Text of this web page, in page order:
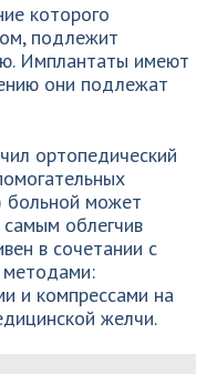
которого
подлежит
Имплантаты имеют
они подлежат
ортопедический
больной может
самым облегчив
в сочетании с
и компрессами на
желчи.